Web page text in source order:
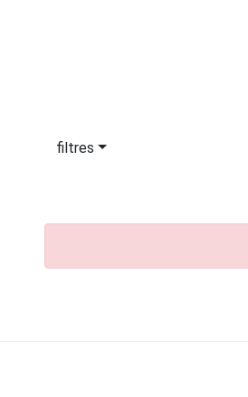
filtres